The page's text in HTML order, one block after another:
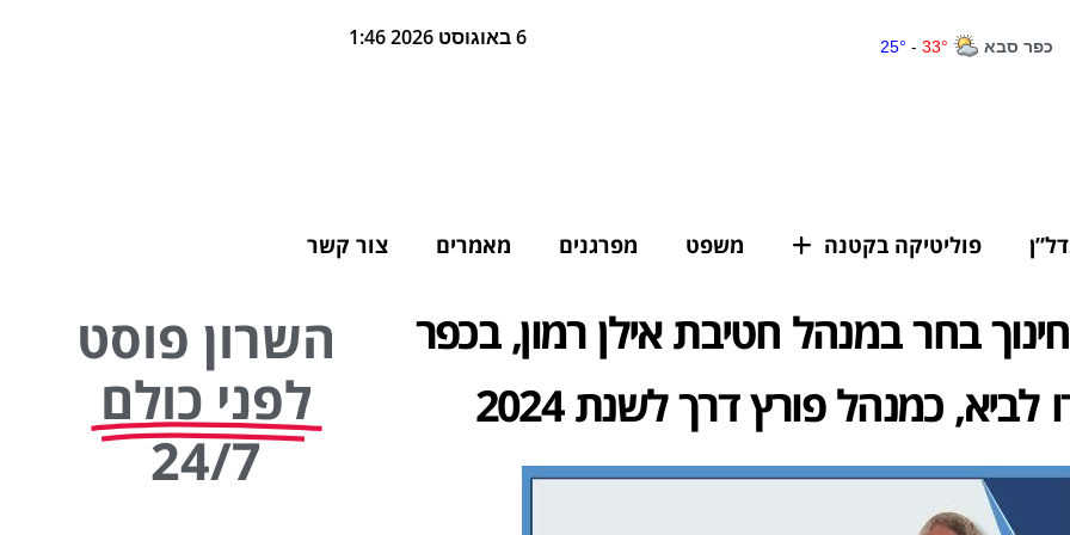
6 באוגוסט 2026 1:46
פוליטיקה בקטנה משפט מפרגנים מאמרים צור קשר
בחר במנהל חטיבת אילן רמון, בכפר
לביא, כמנהל פורץ דרך לשנת 2024
השרון פוסט
לפני כולם
24/7